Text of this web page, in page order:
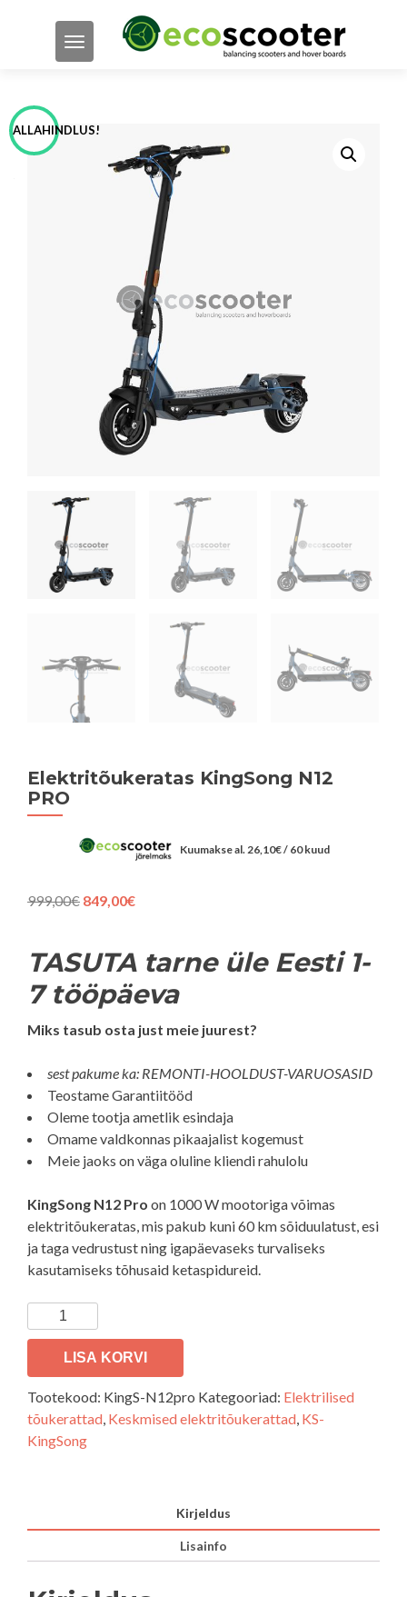
TOGGLE NAVIGATION
ALLAHINDLUS!
Elektritõukeratas KingSong N12
PRO
Kuumakse al. 26,10€/ 60 kuud
999,00€ Algne
999,00€.
849,00€Praegune
849,00€.
TASUTA tarne üle Eesti 1-
7 tööpäeva
Miks tasub osta just meie juurest?
sest pakume ka: REMONTI-HOOLDUST-VARUOSASID
Teostame Garantiitööd
Oleme tootja ametlik esindaja
Omame valdkonnas pikaajalist kogemust
Meie jaoks on väga oluline kliendi rahulolu
KingSong N12 Pro on 1000 W mootoriga võimas
elektritõukeratas, mis pakub kuni 60 km sõiduulatust, esi
ja taga vedrustust ning igapäevaseks turvaliseks
kasutamiseks tõhusaid ketaspidureid.
Elektritõukeratas
KingSong
PRO
kogus
LISA KORVI
Tootekood: KingS-N12pro Kategooriad: Elektrilised
tõukerattad Keskmised elektritõukerattad KS-
KingSong
Kirjeldus
Lisainfo